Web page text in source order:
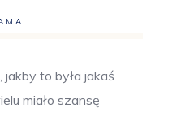
jakby to była jakaś
miało szansę